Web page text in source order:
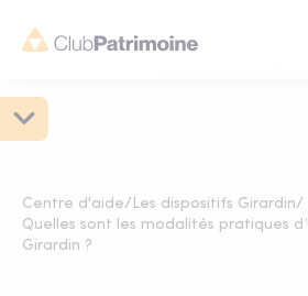
Centre d'aide/ Les dispositifs Girardin/
Quelles sont les modalités pratiques
Girardin ?